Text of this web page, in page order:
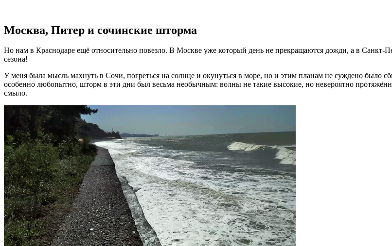
Москва, Питер и сочинские шторма
Но нам в Краснодаре ещё относительно повезло. В Москве уже который день не прекращаются дожди, а в Санкт-
сезона!
У меня была мысль махнуть в Сочи, погреться на солнце и окунуться в море, но и этим планам не суждено было
особенно любопытно, шторм в эти дни был весьма необычным: волны не такие высокие, но невероятно
смыло.